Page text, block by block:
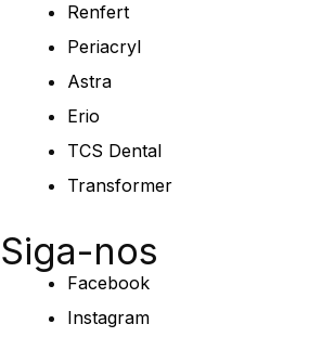
Renfert
Periacryl
Astra
Erio
TCS Dental
Transformer
Siga-nos
Facebook
Instagram